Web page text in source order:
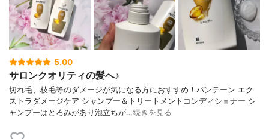
5.00
サロンクオリティの髪へ♪
切れ毛、枝毛等のダメージが気になる方におすすめ！パンテーン エク
ストラダメージケア シャンプー＆トリートメントコンディショナー シ
ャンプーはとろみがあり泡立ちが…続きを見る